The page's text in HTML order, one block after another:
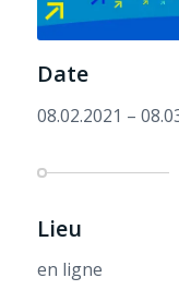
Date
08.02.2021 –
Lieu
en ligne